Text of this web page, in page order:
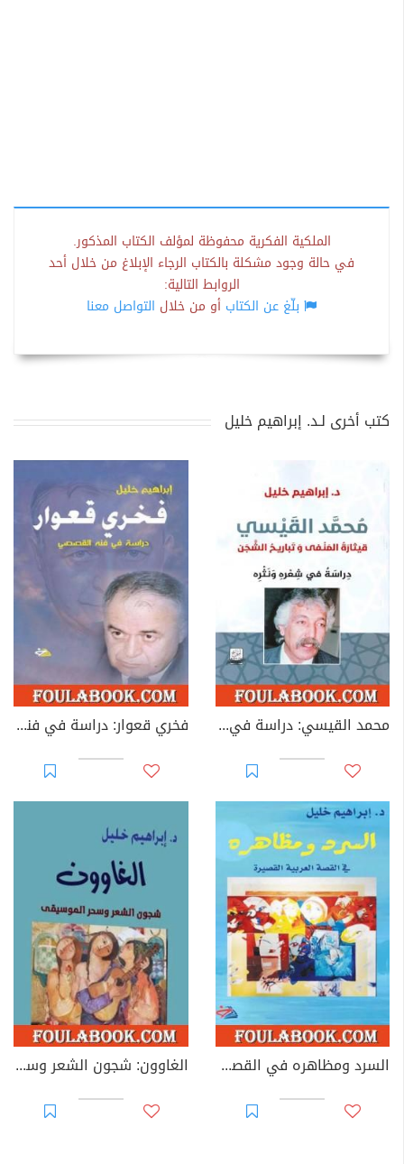
الملكية الفكرية محفوظة لمؤلف الكتاب المذكور.
في حالة وجود مشكلة بالكتاب الرجاء الإبلاغ من خلال أحد
الروابط التالية:
بلّغ عن الكتاب أو من خلال التواصل معنا
كتب أخرى لـد. إبراهيم خليل
محمد القيسي: دراسة في شعره ونثره فخري قعوار: دراسة في فنه القصصي
السرد ومظاهره في القصة العربية القصيرة الغاوون: شجون الشعر وسحر الموسيقى